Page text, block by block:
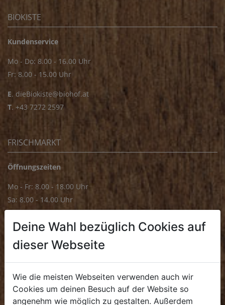
BIOKISTE
Kundenservice
Mo - Do: 8.00 - 16.00 Uhr
Fr: 8.00 - 15.00 Uhr
E. dieBiokiste@biohof.at
T. +43 7272 2597
FRISCHMARKT
Öffnungszeiten
Mo - Fr: 8.00 - 18.00 Uhr
Sa: 8.00 - 14.00 Uhr
Mo - Fr: 8.00 - 16.00 Uhr
. +43 7272 4859 70
Deine Wahl bezüglich Cookies auf
dieser Webseite
Wie die meisten Webseiten verwenden auch wir
Cookies um deinen Besuch auf der Website so
angenehm wie möglich zu gestalten. Außerdem